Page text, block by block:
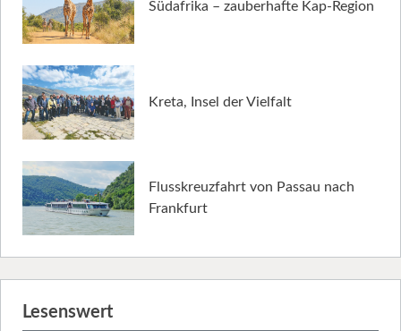
Südafrika – zauberhafte Kap-Region
Kreta, Insel der Vielfalt
Flusskreuzfahrt von Passau nach
Frankfurt
Lesenswert